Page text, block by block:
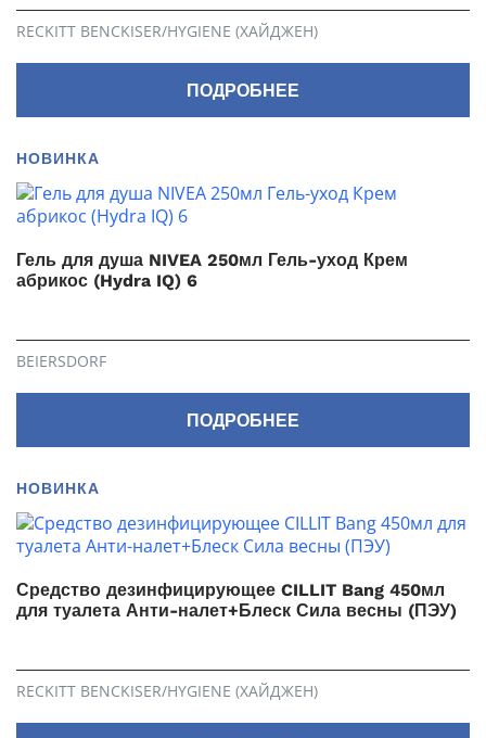
RECKITT BENCKISER/HYGIENE (ХАЙДЖЕН)
ПОДРОБНЕЕ
НОВИНКА
Гель для душа NIVEA 250мл Гель-уход Крем
абрикос (Hydra IQ) 6
BEIERSDORF
ПОДРОБНЕЕ
НОВИНКА
Средство дезинфицирующее CILLIT Bang 450мл
для туалета Анти-налет+Блеск Сила весны (ПЭУ)
RECKITT BENCKISER/HYGIENE (ХАЙДЖЕН)